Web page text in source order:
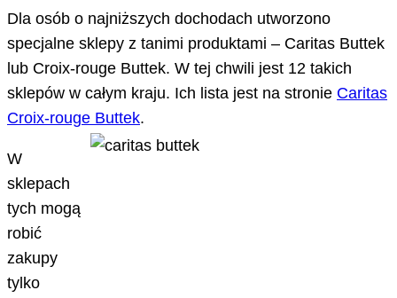
Dla osób o najniższych dochodach utworzono
specjalne sklepy z tanimi produktami – Caritas Buttek
lub Croix-rouge Buttek. W tej chwili jest 12 takich
sklepów w całym kraju. Ich lista jest na stronie Caritas
Croix-rouge Buttek.
W
sklepach
tych mogą
robić
zakupy
tylko